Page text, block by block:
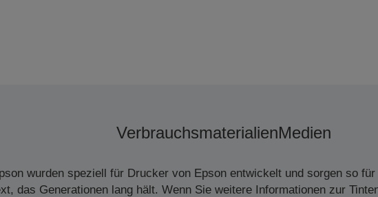
VerbrauchsmaterialienMedien
wurden speziell für Drucker von Epson entwickelt und sorgen so
das Generationen lang hält. Wenn Sie weitere Informationen zur